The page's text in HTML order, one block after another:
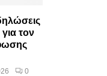
τον
0